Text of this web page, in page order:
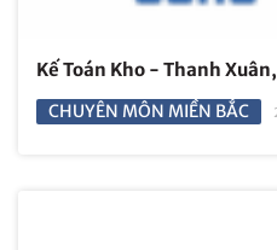
Kế Toán Kho - Thanh
CHUYÊN MÔN MIỀN BẮC